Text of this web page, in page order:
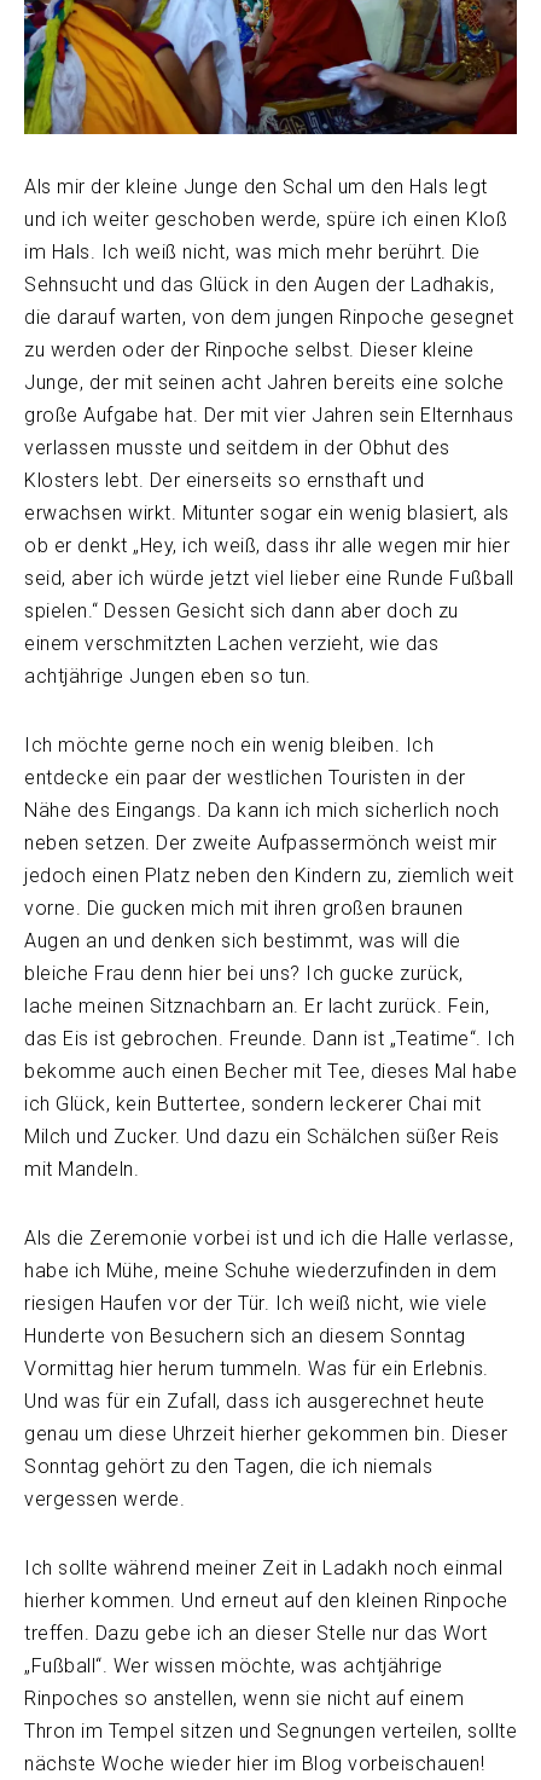
Als mir der kleine Junge den Schal um den Hals legt
und ich weiter geschoben werde, spüre ich einen Kloß
im Hals. Ich weiß nicht, was mich mehr berührt. Die
Sehnsucht und das Glück in den Augen der Ladhakis,
die darauf warten, von dem jungen Rinpoche gesegnet
zu werden oder der Rinpoche selbst. Dieser kleine
Junge, der mit seinen acht Jahren bereits eine solche
große Aufgabe hat. Der mit vier Jahren sein Elternhaus
verlassen musste und seitdem in der Obhut des
Klosters lebt. Der einerseits so ernsthaft und
erwachsen wirkt. Mitunter sogar ein wenig blasiert, als
ob er denkt „Hey, ich weiß, dass ihr alle wegen mir hier
seid, aber ich würde jetzt viel lieber eine Runde Fußball
spielen.“ Dessen Gesicht sich dann aber doch zu
einem verschmitzten Lachen verzieht, wie das
achtjährige Jungen eben so tun.
Ich möchte gerne noch ein wenig bleiben. Ich
entdecke ein paar der westlichen Touristen in der
Nähe des Eingangs. Da kann ich mich sicherlich noch
neben setzen. Der zweite Aufpassermönch weist mir
jedoch einen Platz neben den Kindern zu, ziemlich weit
vorne. Die gucken mich mit ihren großen braunen
Augen an und denken sich bestimmt, was will die
bleiche Frau denn hier bei uns? Ich gucke zurück,
lache meinen Sitznachbarn an. Er lacht zurück. Fein,
das Eis ist gebrochen. Freunde. Dann ist „Teatime“. Ich
bekomme auch einen Becher mit Tee, dieses Mal habe
ich Glück, kein Buttertee, sondern leckerer Chai mit
Milch und Zucker. Und dazu ein Schälchen süßer Reis
mit Mandeln.
Als die Zeremonie vorbei ist und ich die Halle verlasse,
habe ich Mühe, meine Schuhe wiederzufinden in dem
riesigen Haufen vor der Tür. Ich weiß nicht, wie viele
Hunderte von Besuchern sich an diesem Sonntag
Vormittag hier herum tummeln. Was für ein Erlebnis.
Und was für ein Zufall, dass ich ausgerechnet heute
genau um diese Uhrzeit hierher gekommen bin. Dieser
Sonntag gehört zu den Tagen, die ich niemals
vergessen werde.
Ich sollte während meiner Zeit in Ladakh noch einmal
hierher kommen. Und erneut auf den kleinen Rinpoche
treffen. Dazu gebe ich an dieser Stelle nur das Wort
„Fußball“. Wer wissen möchte, was achtjährige
Rinpoches so anstellen, wenn sie nicht auf einem
Thron im Tempel sitzen und Segnungen verteilen, sollte
nächste Woche wieder hier im Blog vorbeischauen!